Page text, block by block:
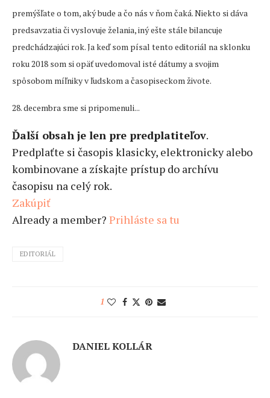
premýšľate o tom, aký bude a čo nás v ňom čaká. Niekto si dáva
predsavzatia či vyslovuje želania, iný ešte stále bilancuje
predchádzajúci rok. Ja keď som písal tento editoriál na sklonku
roku 2018 som si opäť uvedomoval isté dátumy a svojim
spôsobom míľniky v ľudskom a časopiseckom živote.
28. decembra sme si pripomenuli...
Ďalší obsah je len pre predplatiteľov.
Predplaťte si časopis klasicky, elektronicky alebo
kombinovane a získajte prístup do archívu
časopisu na celý rok.
Zakúpiť
Already a member? Prihláste sa tu
EDITORIÁL
1
DANIEL KOLLÁR